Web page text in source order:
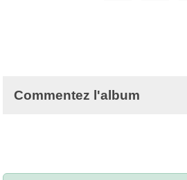
Commentez l'album